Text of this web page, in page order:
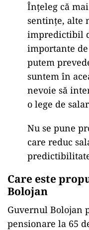
Înțeleg că
sentințe, alte
impredictibil
importante
putem
suntem în
nevoie să
o lege de
Nu se pune
care reduc
Care este
Bolojan
Guvernul Bolojan
pensionare la 65